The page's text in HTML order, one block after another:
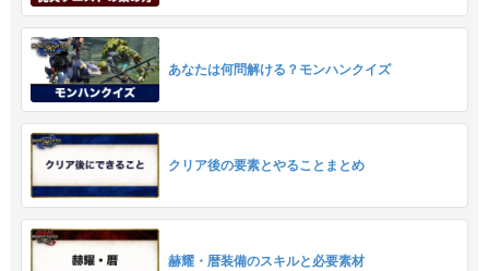
あなたは何問解ける？モンハンクイズ
クリア後の要素とやることまとめ
赫耀・暦装備のスキルと必要素材